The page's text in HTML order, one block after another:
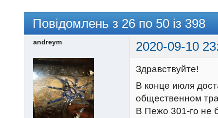
Повідомлень з 26 по 50 із 398
andreym 2020-09-10
Здравствуйте!
В конце июля
общественном
В Пежо 301-го не